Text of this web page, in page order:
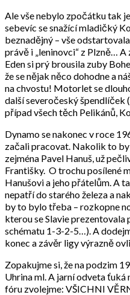
Ale vše nebylo zpočátku tak
sebevíc se snažící mladičký
beznadějný – vše
právě i „leninovci“ z Plzně…
Eden si prý brousila zuby
že se nějak něco dohodne a
na chvostu! Motorlet se
další severočeský špendlíček
případ všech těch Pelikánů,
Dynamo se nakonec v roce
začali pracovat. Nakolik to
zejména Pavel Hanuš, už
Františky. O trochu posílené
Hanušovi a jeho přátelům. A
nepatří do starého železa a
by to bylo třeba – rozkopne
kterou se Slavie prezentovala
schématu 1-3-2-5…). A
konec a závěr ligy výrazně
Zopakujme si, že na podzim
Uhrina ml. A jarní odveta ťuká
fóru zvolejme: VŠICHNI